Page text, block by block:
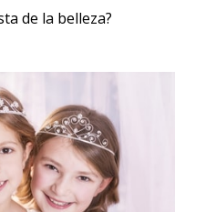
de la belleza?